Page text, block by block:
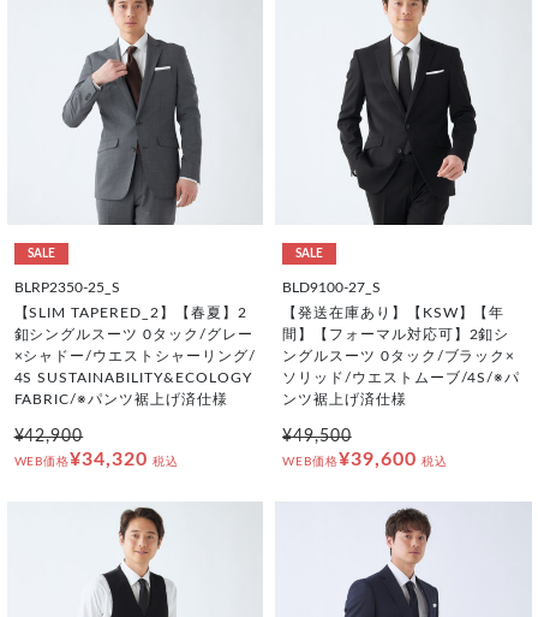
SALE
BLRP2350-25_S
【SLIM TAPERED_2】【春夏】2
釦シングルスーツ 0タック/グレー
×シャドー/ウエストシャーリング/
4S SUSTAINABILITY&ECOLOGY
FABRIC/※パンツ裾上げ済仕様
¥42,900
WEB価格¥34,320 税込
SALE
BLD9100-27_S
【発送在庫あり】【KSW】【年
間】【フォーマル対応可】2釦シ
ングルスーツ 0タック/ブラック×
ソリッド/ウエストムーブ/4S/※パ
ンツ裾上げ済仕様
¥49,500
WEB価格¥39,600 税込